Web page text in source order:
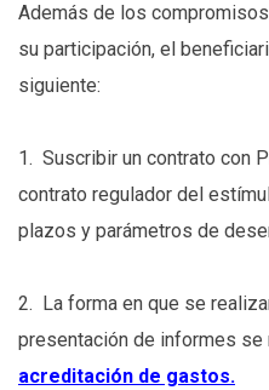
Además de los
su participación, el
siguiente:
1. Suscribir un contrato con
contrato regulador del
plazos y parámetros de
2. La forma en que se
presentación de informes se
acreditación de gastos.